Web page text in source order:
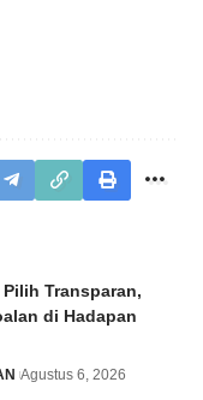
Transparan,
di Hadapan
Agustus 6, 2026